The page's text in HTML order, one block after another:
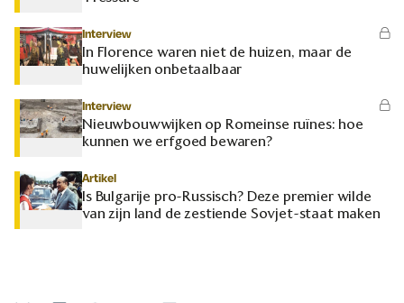
Interview
In Florence waren niet de huizen, maar de
huwelijken onbetaalbaar
Interview
Nieuwbouwwijken op Romeinse ruïnes: hoe
kunnen we erfgoed bewaren?
Artikel
Is Bulgarije pro-Russisch? Deze premier wilde
van zijn land de zestiende Sovjet-staat maken